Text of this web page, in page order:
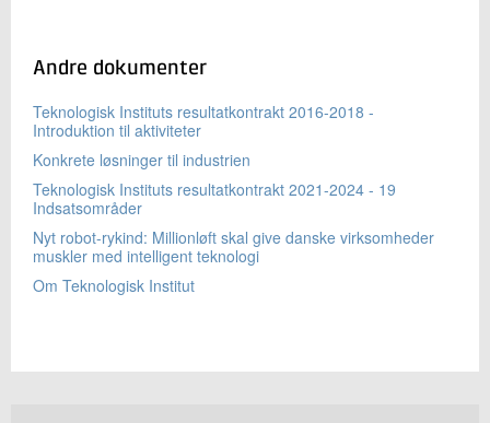
Andre dokumenter
Teknologisk Instituts resultatkontrakt 2016-2018 -
Introduktion til aktiviteter
Konkrete løsninger til industrien
Teknologisk Instituts resultatkontrakt 2021-2024 - 19
Indsatsområder
Nyt robot-rykind: Millionløft skal give danske virksomheder
muskler med intelligent teknologi
Om Teknologisk Institut